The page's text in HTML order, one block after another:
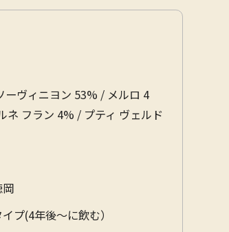
ーヴィニヨン 53% / メルロ 4
ネ フラン 4% / プティ ヴェルド
プ(4年後～に飲む）